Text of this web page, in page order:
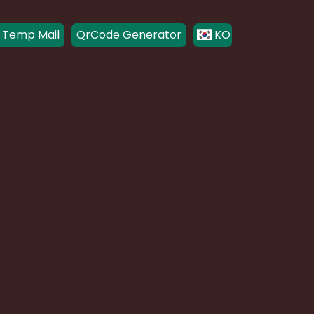
Temp Mail QrCode Generator KO